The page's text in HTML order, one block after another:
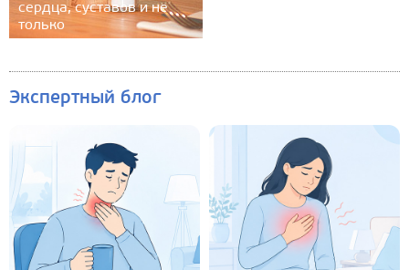
сердца, суставов и не
только
Экспертный блог